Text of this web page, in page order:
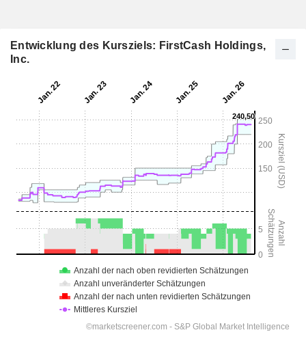
Entwicklung des Kursziels: FirstCash Holdings,
Inc.